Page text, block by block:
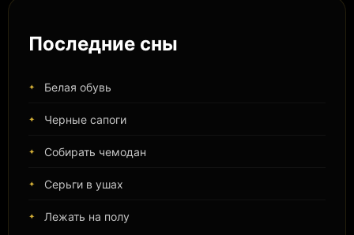
Последние сны
Белая обувь
Черные сапоги
Собирать чемодан
Серьги в ушах
Лежать на полу